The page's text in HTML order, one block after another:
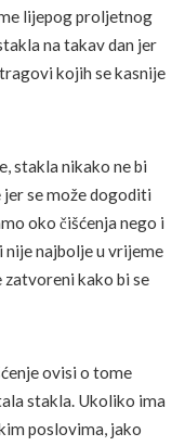
lijepog proljetnog
na takav dan jer
kojih se kasnije
stakla nikako ne bi
se može dogoditi
oko čišćenja nego i
najbolje u vrijeme
kako bi se
ovisi o tome
stakla. Ukoliko ima
poslovima, jako